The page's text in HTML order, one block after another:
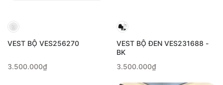
VEST BỘ VES256270
3.500.000₫
VEST BỘ ĐEN VES231688 -
BK
3.500.000₫